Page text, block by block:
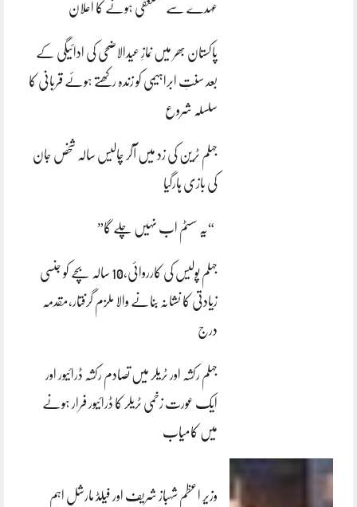
عہدے سے مستعفی ہونے کا اعلان
پاکستان بھر میں نمازِ عیدالاضحی کی ادائیگی کے
بعد سنتِ ابراہیمی کو زندہ رکھتے ہوئے قربانی کا
سلسلہ شروع
جہلم ٹرین کی زد میں آکر چالیس سالہ شخص جان
کی بازی ہارگیا
“یہ سسٹم اب نہیں چلے گا”
جہلم پولیس کی کارروائی،10 سالہ بچے کو جنسی
زیادتی کا نشانہ بنانے والا ملزم گرفتار،مقدمہ
درج
جہلم رکشہ اور ٹریلر میں تصادم رکشہ ڈرائیور اور
ایک عورت زخمی ٹریلر کا ڈرائیور فرار ہونے
میں کامیاب
وزیر اعظم شہباز شریف اور فیلڈ مارشل اہم